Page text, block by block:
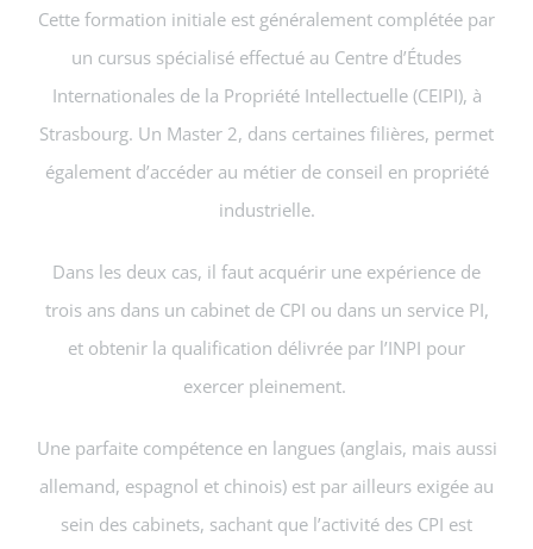
Cette formation initiale est généralement complétée par
un cursus spécialisé effectué au Centre d’Études
Internationales de la Propriété Intellectuelle (CEIPI), à
Strasbourg. Un Master 2, dans certaines filières, permet
également d’accéder au métier de conseil en propriété
industrielle.
Dans les deux cas, il faut acquérir une expérience de
trois ans dans un cabinet de CPI ou dans un service PI,
et obtenir la qualification délivrée par l’INPI pour
exercer pleinement.
Une parfaite compétence en langues (anglais, mais aussi
allemand, espagnol et chinois) est par ailleurs exigée au
sein des cabinets, sachant que l’activité des CPI est